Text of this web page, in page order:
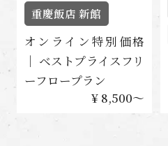
重慶飯店 新館
オンライン特別価格
｜ ベストプライスフリ
ーフロープラン
¥ 8,500〜